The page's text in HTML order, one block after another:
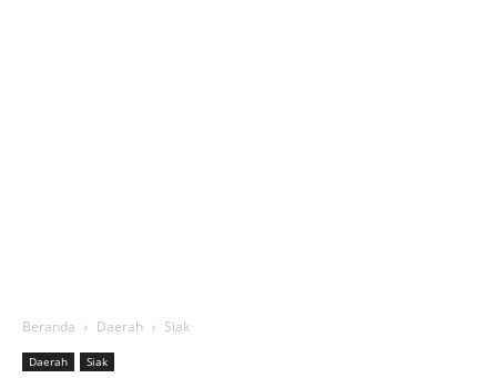
Beranda Daerah Siak
Daerah Siak